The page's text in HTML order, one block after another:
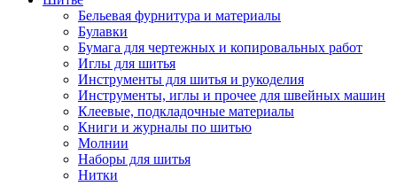
Бельевая фурнитура и материалы
Булавки
Бумага для чертежных и копировальных работ
Иглы для шитья
Инструменты для шитья и рукоделия
Инструменты, иглы и прочее для швейных машин
Клеевые, подкладочные материалы
Книги и журналы по шитью
Молнии
Наборы для шитья
Нитки